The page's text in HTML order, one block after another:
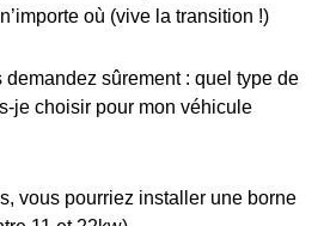
où (vive la transition !)
sûrement : quel type de
je choisir pour mon véhicule
vous pourriez installer une borne